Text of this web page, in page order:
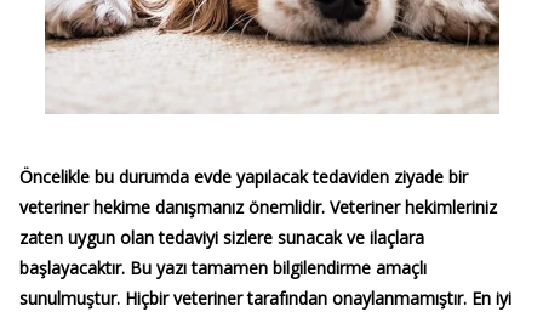
Öncelikle bu durumda evde yapılacak tedaviden ziyade bir
veteriner hekime danışmanız önemlidir. Veteriner hekimleriniz
zaten uygun olan tedaviyi sizlere sunacak ve ilaçlara
başlayacaktır. Bu yazı tamamen bilgilendirme amaçlı
sunulmuştur. Hiçbir veteriner tarafından onaylanmamıştır. En iyi